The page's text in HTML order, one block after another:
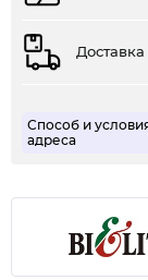
Способ и
адреса